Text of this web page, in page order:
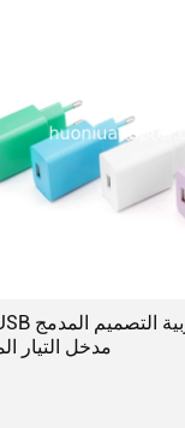
مدخل التيار المتردد